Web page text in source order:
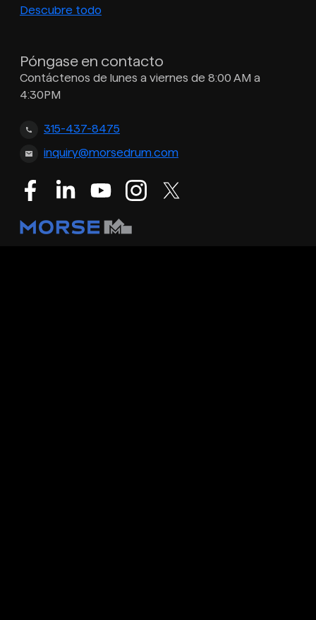
Descubre todo
Póngase en contacto
Contáctenos de lunes a viernes de 8:00 AM a
4:30PM
315-437-8475
inquiry@morsedrum.com